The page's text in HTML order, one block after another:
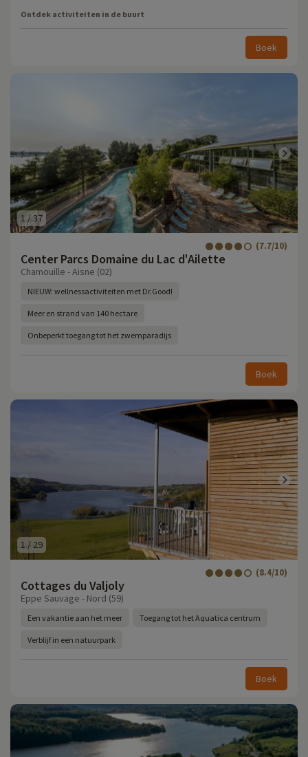
Ontdek activiteiten in de buurt
Boek
1 /37
Center Parcs Domaine du Lac d'Ailette
(7.7/10)
Chamouille - Aisne (02)
NIEUW: wellnessactiviteiten met Dr.Good!
Meer en strand van 140 hectare
Onbeperkt toegang tot het zwemparadijs
Boek
1 / 29
Cottages du Valjoly
(8.4/10)
Eppe Sauvage - Nord (59)
Een vakantie aan het meer Toegang tot het Aquatica centrum
Verblijf in een natuurpark
Boek